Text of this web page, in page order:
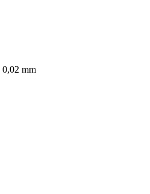
0,02 mm